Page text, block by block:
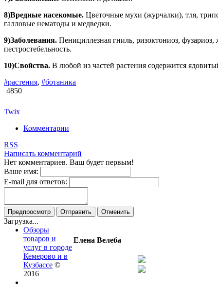
8)Вредные насекомые. Цветочные мухи (журчалки), тля,
галловые нематоды и медведки.
9)Заболевания. Пенициллезная гниль, ризоктониоз,
пестростебельность.
10)Свойства. В любой из частей растения содержится
#растения, #ботаника
4850
Twix
Комментарии
RSS
Написать комментарий
Нет комментариев. Ваш будет первым!
Ваше имя:
E-mail для ответов:
Загрузка...
Елена Велеба
Обзоры
товаров и
услуг в городе
Кемерово и в
Кузбассе ©
2016